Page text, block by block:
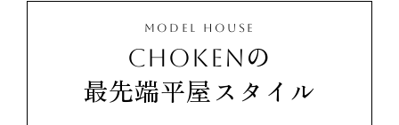
MODEL HOUSE
CHOKENの
最先端平屋スタイル